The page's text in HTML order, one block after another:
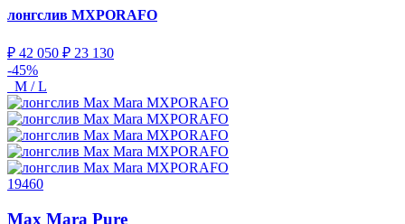
лонгслив MXPORAFO
₽ 42 050 ₽ 23 130
-45%
M / L
19460
Max Mara Pure